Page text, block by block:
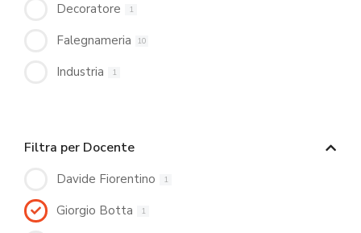
Decoratore 1
Falegnameria 10
Industria 1
Filtra per Docente
Davide Fiorentino 1
Giorgio Botta 1